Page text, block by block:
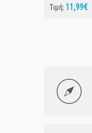
Τιμή: 11,99€